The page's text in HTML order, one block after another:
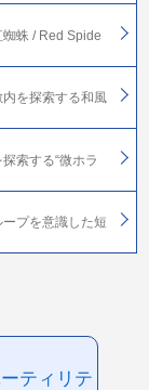
蛛 / Red Spide
を探索する和風
索する“微ホラ
プを意識した短
ティリテ